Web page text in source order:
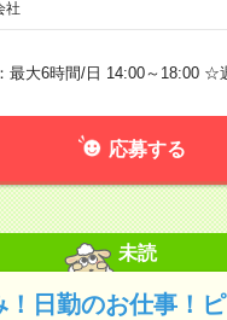
社
最大6時間/日 14:00～18:00
応募する
未読
日勤のお仕事！